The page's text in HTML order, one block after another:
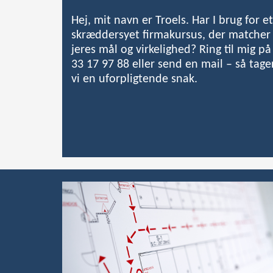
Hej, mit navn er Troels. Har I brug for et
skræddersyet firmakursus, der matcher
jeres mål og virkelighed? Ring til mig på
33 17 97 88 eller send en mail – så
vi en uforpligtende snak.